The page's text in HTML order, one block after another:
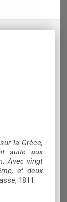
la Grèce,
suite aux
Avec vingt
et deux
1811.